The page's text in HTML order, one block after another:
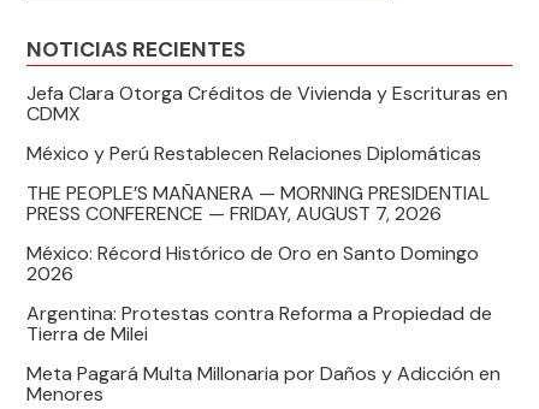
NOTICIAS RECIENTES
Jefa Clara Otorga Créditos de Vivienda y Escrituras en
CDMX
México y Perú Restablecen Relaciones Diplomáticas
THE PEOPLE’S MAÑANERA — MORNING PRESIDENTIAL
PRESS CONFERENCE — FRIDAY, AUGUST 7, 2026
México: Récord Histórico de Oro en Santo Domingo
2026
Argentina: Protestas contra Reforma a Propiedad de
Tierra de Milei
Meta Pagará Multa Millonaria por Daños y Adicción en
Menores